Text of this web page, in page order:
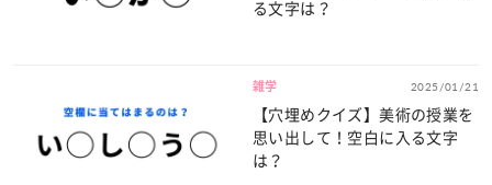
る文字は？
雑学 2025/01/21
【穴埋めクイズ】美術の授業を
思い出して！空白に入る文字
は？